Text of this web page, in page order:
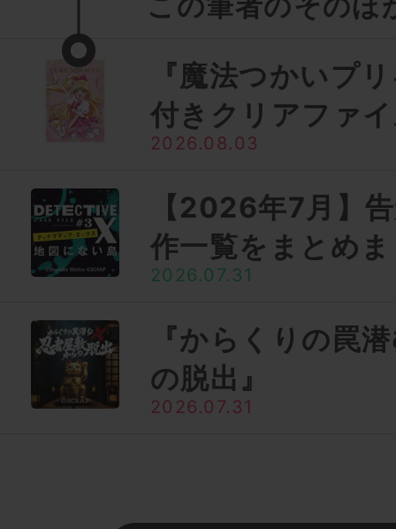
『魔法つかいプ
付きクリアファ
2026.08.03
【2026年7月】
作一覧をまとめ
2026.07.31
『からくりの罠
の脱出』
2026.07.31